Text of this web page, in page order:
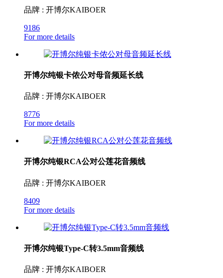
品牌 : 开博尔KAIBOER
9186
For more details
开博尔纯银卡侬公对母音频延长线
品牌 : 开博尔KAIBOER
8776
For more details
开博尔纯银RCA公对公莲花音频线
品牌 : 开博尔KAIBOER
8409
For more details
开博尔纯银Type-C转3.5mm音频线
品牌 : 开博尔KAIBOER